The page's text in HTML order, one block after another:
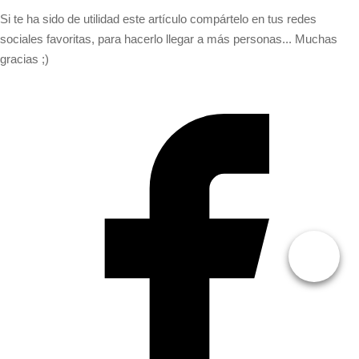
Si te ha sido de utilidad este artículo compártelo en tus redes
sociales favoritas, para hacerlo llegar a más personas... Muchas
gracias ;)